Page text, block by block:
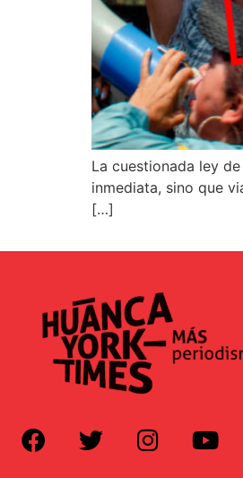
La cuestionada ley
inmediata, sino que
[…]